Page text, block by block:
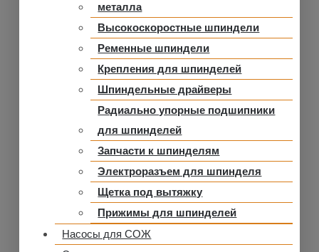
металла
Высокоскоростные шпиндели
Ременные шпиндели
Крепления для шпинделей
Шпиндельные драйверы
Радиально упорные подшипники
для шпинделей
Запчасти к шпинделям
Электроразъем для шпинделя
Щетка под вытяжку
Прижимы для шпинделей
Насосы для СОЖ